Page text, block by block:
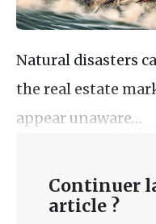
Natural disasters
the real estate
appear unaware…
Continuer
article ?